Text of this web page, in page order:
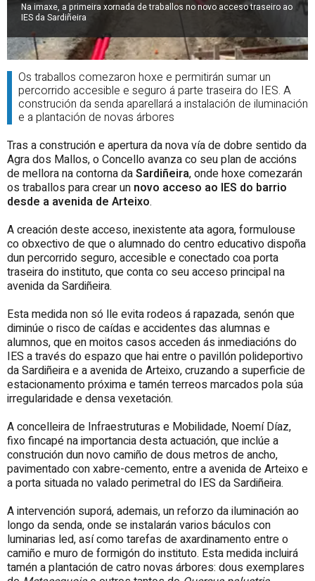
Na imaxe, a primeira xornada de traballos no novo acceso traseiro ao
IES da Sardiñeira
Os traballos comezaron hoxe e permitirán sumar un
percorrido accesible e seguro á parte traseira do IES. A
construción da senda aparellará a instalación de iluminación
e a plantación de novas árbores
Tras a construción e apertura da nova vía de dobre sentido da
Agra dos Mallos, o Concello avanza co seu plan de accións
de mellora na contorna daSardiñeira, onde hoxe comezarán
os traballos para crear un novo acceso ao IES do barrio
desde a avenida de Arteixo.
A creación deste acceso, inexistente ata agora, formulouse
co obxectivo de que o alumnado do centro educativo dispoña
dun percorrido seguro, accesible e conectado coa porta
traseira do instituto, que conta co seu acceso principal na
avenida da Sardiñeira.
Esta medida non só lle evita rodeos á rapazada, senón que
diminúe o risco de caídas e accidentes das alumnas e
alumnos, que en moitos casos acceden ás inmediacións do
IES a través do espazo que hai entre o pavillón polideportivo
da Sardiñeira e a avenida de Arteixo, cruzando a superficie de
estacionamento próxima e tamén terreos marcados pola súa
irregularidade e densa vexetación.
A concelleira de Infraestruturas e Mobilidade, Noemí Díaz,
fixo fincapé na importancia desta actuación, que inclúe a
construción dun novo camiño de dous metros de ancho,
pavimentado con xabre-cemento, entre a avenida de Arteixo e
a porta situada no valado perimetral do IES da Sardiñeira.
A intervención suporá, ademais, un reforzo da iluminación ao
longo da senda, onde se instalarán varios báculos con
luminarias led, así como tarefas de axardinamento entre o
camiño e muro de formigón do instituto. Esta medida incluirá
tamén a plantación de catro novas árbores: dous exemplares